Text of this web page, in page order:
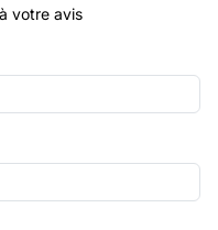
votre avis